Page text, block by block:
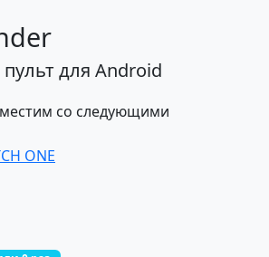
для Android
со следующими
ONE